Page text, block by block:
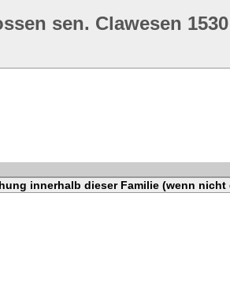
sen. Clawesen 1530
innerhalb dieser Familie (wenn nicht